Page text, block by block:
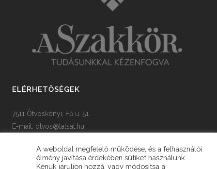
ELÉRHETŐSÉGEK
7511 Ötvöskónyi, Fő u. 51.
E-mail: otvos@latsat.hu
A weboldal megfelelő működése, és a felhasználói
élmény javítása érdekében sütiket használunk.
Kérjük járuljon hozzá, vagy módosítsa a